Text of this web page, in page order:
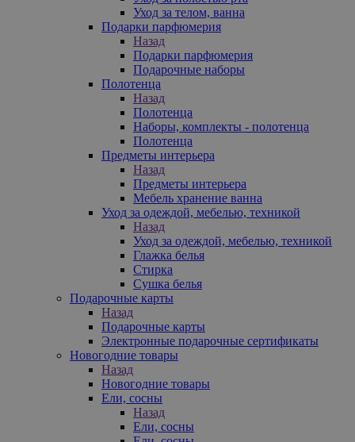
Уход за телом, ванна
Подарки парфюмерия
Назад
Подарки парфюмерия
Подарочные наборы
Полотенца
Назад
Полотенца
Наборы, комплекты - полотенца
Полотенца
Предметы интерьера
Назад
Предметы интерьера
Мебель хранение ванна
Уход за одеждой, мебелью, техникой
Назад
Уход за одеждой, мебелью, техникой
Глажка белья
Стирка
Сушка белья
Подарочные карты
Назад
Подарочные карты
Электронные подарочные сертификаты
Новогодние товары
Назад
Новогодние товары
Ели, сосны
Назад
Ели, сосны